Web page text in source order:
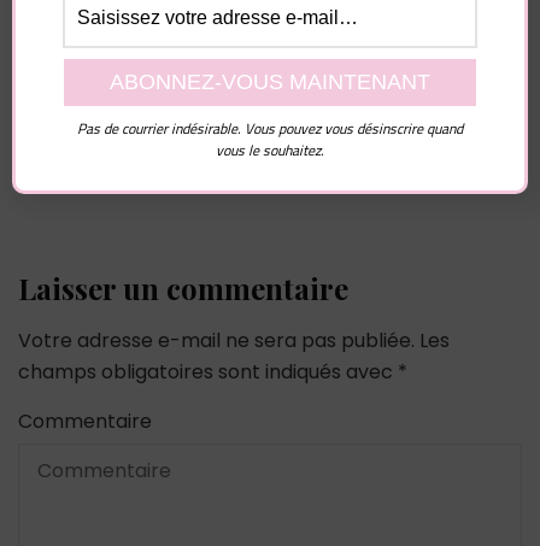
Vous pourriez également aimer...
Laisser un commentaire
Votre adresse e-mail ne sera pas publiée. Les
champs obligatoires sont indiqués avec *
Commentaire
Pas de courrier indésirable. Vous pouvez vous désinscrire quand
vous le souhaitez.